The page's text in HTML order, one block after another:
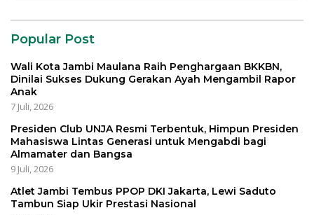
Popular Post
Wali Kota Jambi Maulana Raih Penghargaan BKKBN,
Dinilai Sukses Dukung Gerakan Ayah Mengambil Rapor
Anak
7 Juli, 2026
Presiden Club UNJA Resmi Terbentuk, Himpun Presiden
Mahasiswa Lintas Generasi untuk Mengabdi bagi
Almamater dan Bangsa
9 Juli, 2026
Atlet Jambi Tembus PPOP DKI Jakarta, Lewi Saduto
Tambun Siap Ukir Prestasi Nasional